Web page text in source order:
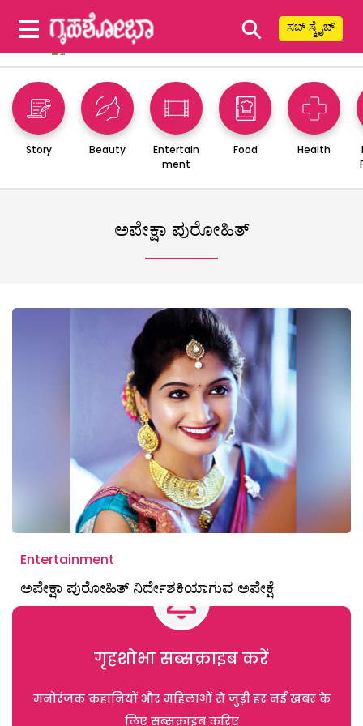
⚲ ಸಬ್ ಸ್ಕ್ರೈಬ್
Story Beauty
Entertain
ment
Food Health
ಅಪೇಕ್ಷಾ ಪುರೋಹಿತ್
Entertainment
ಅಪೇಕ್ಷಾ ಪುರೋಹಿತ್‌ ನಿರ್ದೇಶಕಿಯಾಗುವ ಅಪೇಕ್ಷೆ
गृहशोभा सब्सक्राइब करें
मनोरंजक कहानियों और महिलाओं से जुड़ी हर नई खबर के
लिए सब्सक्राइब करिए